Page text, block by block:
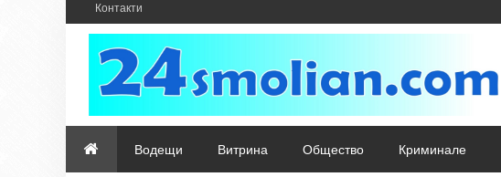
Контакти
Водещи Витрина Общество Криминале